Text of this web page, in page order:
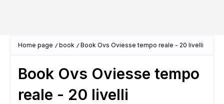
Home page book Book Ovs Oviesse tempo reale - 20 livelli
Book Ovs Oviesse tempo
reale - 20 livelli